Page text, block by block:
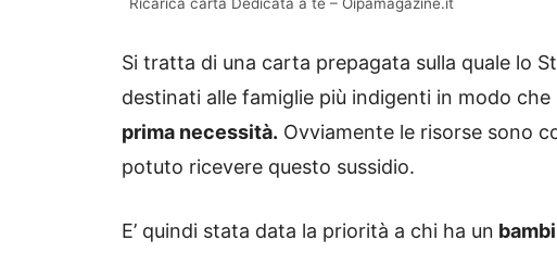
Ricarica carta Dedicata a te – Oipamagazine.it
Si tratta di una carta prepagata sulla quale lo
destinati alle famiglie più indigenti in modo
prima necessità. Ovviamente le risorse sono
potuto ricevere questo sussidio.
E’ quindi stata data la priorità a chi ha un